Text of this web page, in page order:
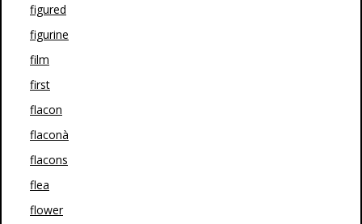
figured
figurine
film
first
flacon
flaconà
flacons
flea
flower